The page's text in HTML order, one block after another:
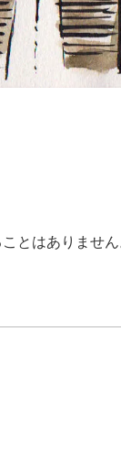
とはありません